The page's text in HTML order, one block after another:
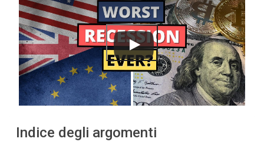
Indice degli argomenti